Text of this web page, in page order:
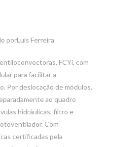
porLuís Ferreira
FCYi, com
para facilitar a
Por deslocação de módulos,
ao quadro
hidráulicas, filtro e
Com
certificadas pela